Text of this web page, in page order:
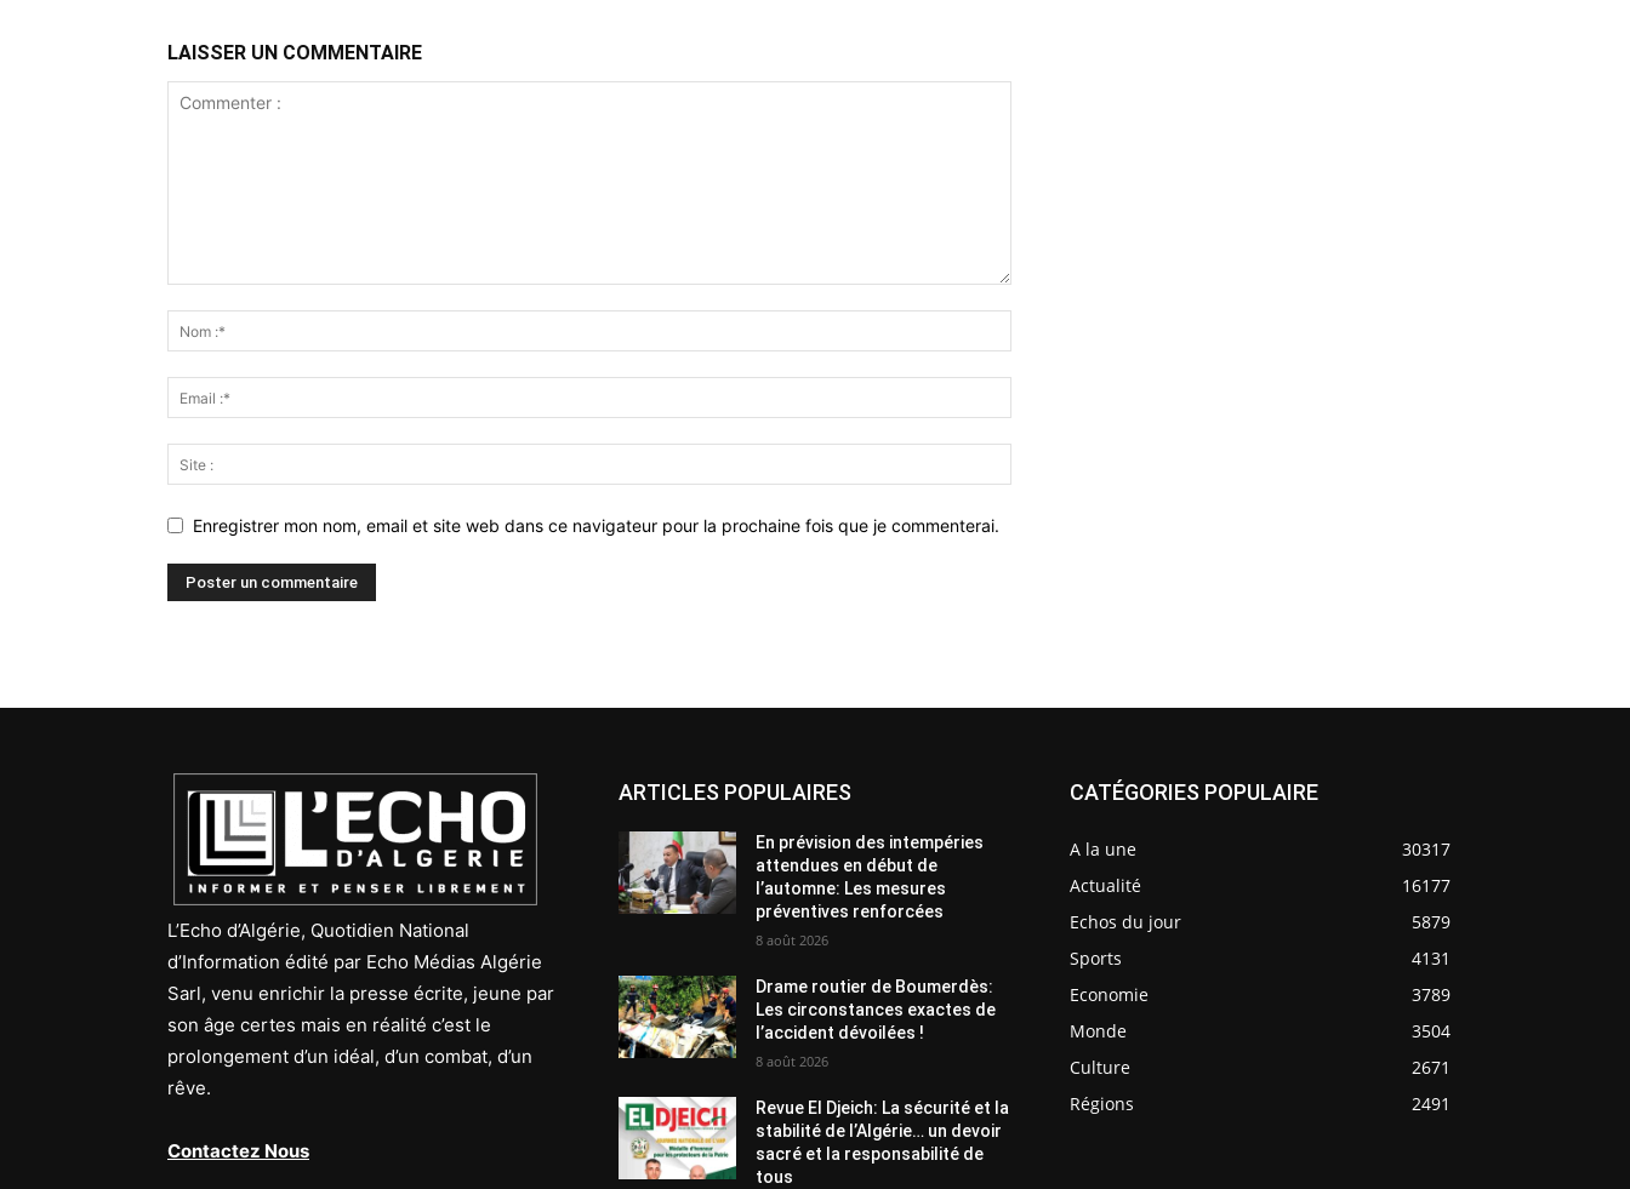
LAISSER UN COMMENTAIRE
Enregistrer mon nom, email et site web dans ce navigateur pour la prochaine fois que je commenterai.
L’Echo d’Algérie, Quotidien National
d’Information édité par Echo Médias Algérie
Sarl, venu enrichir la presse écrite, jeune par
son âge certes mais en réalité c’est le
prolongement d’un idéal, d’un combat, d’un
rêve.
Contactez Nous
ARTICLES POPULAIRES
En prévision des intempéries
attendues en début de
l’automne: Les mesures
préventives renforcées
8 août 2026
Drame routier de Boumerdès:
Les circonstances exactes de
l’accident dévoilées !
8 août 2026
Revue El Djeich: La sécurité et la
stabilité de l’Algérie… un devoir
sacré et la responsabilité de
tous
CATÉGORIES POPULAIRE
A la une
30317
Actualité
16177
Echos du jour
5879
Sports
4131
Economie
3789
Monde
3504
Culture
2671
Régions
2491